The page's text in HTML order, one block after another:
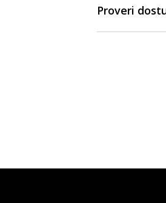
Proveri